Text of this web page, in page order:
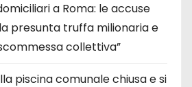
a Roma: le accuse
presunta truffa milionaria e
collettiva”
piscina comunale chiusa e si